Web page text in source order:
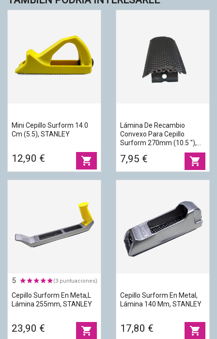
Mini Cepillo Surform 14.0
Cm (5.5), STANLEY
12,90 € shopping_cart
Lámina De Recambio
Convexo Para Cepillo
Surform 270mm (10.5 "),
7,95 € shopping_cart
5 (3 puntuaciones)
Cepillo Surform En Meta,l
Lámina 255mm, STANLEY
23,90 € shopping_cart
Cepillo Surform En Metal,
Lámina 140 Mm, STANLEY
17,80 € shopping_cart